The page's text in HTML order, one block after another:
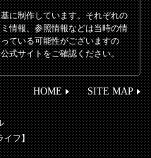
に制作しています。それぞれの
情報、参照情報などは当時の情
ている可能性がございますの
式サイトをご確認ください。
HOME SITE MAP
イフ】